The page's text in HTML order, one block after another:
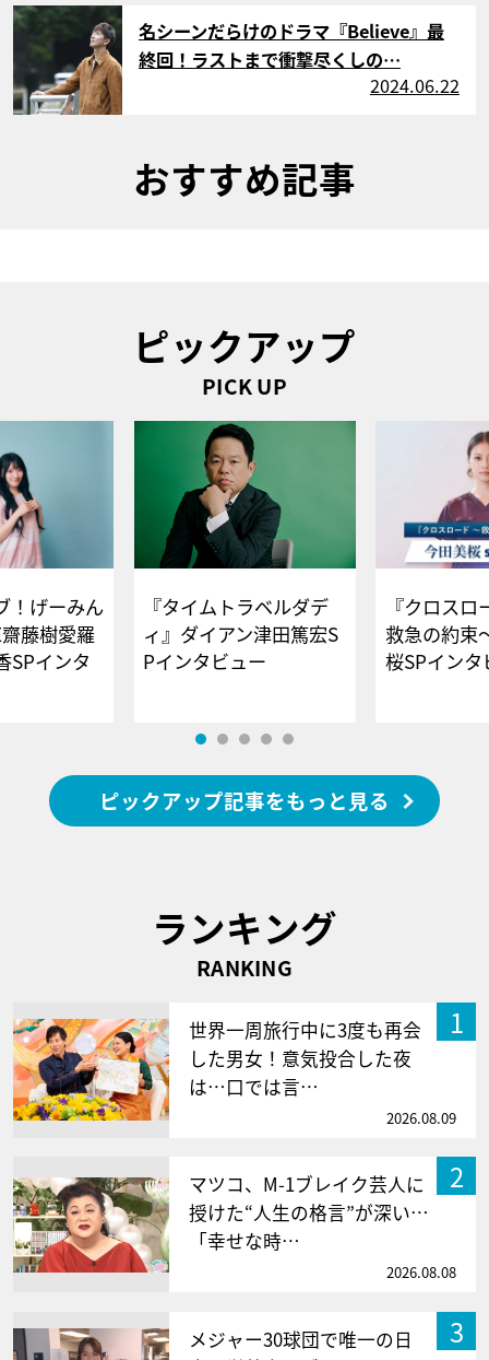
サムネイル
名シーンだらけのドラマ『Believe』最
終回！ラストまで衝撃尽くしの…
2024.06.22
おすすめ記事
ピックアップ
PICK UP
！げーみん
藤樹愛羅
SPインタ
『タイムトラベルダデ
ィ』ダイアン津田篤宏S
Pインタビュー
『クロス
救急の約束
桜SPイ
ピックアップ記事をもっと見る
ランキング
RANKING
1
世界一周旅行中に3度も再会
した男女！意気投合した夜
は…口では言…
2026.08.09
2
マツコ、M-1ブレイク芸人に
授けた“人生の格言”が深い…
「幸せな時…
2026.08.08
3
メジャー30球団で唯一の日